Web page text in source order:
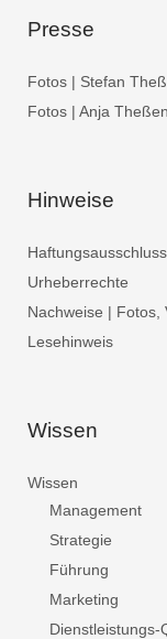
Presse
Fotos | Stefan
Fotos | Anja
Hinweise
Haftungsausschluss
Urheberrechte
Nachweise | Fotos,
Lesehinweis
Wissen
Wissen
Management
Strategie
Führung
Marketing
Dienstleistungs-